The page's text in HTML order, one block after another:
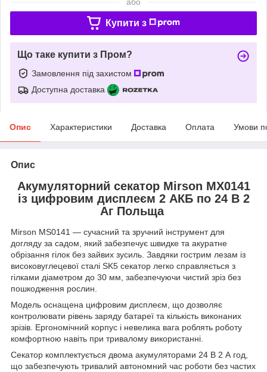
Купити з
Що таке купити з Пром?
Замовлення під захистом
Доступна доставка
Опис Характеристики Доставка Оплата Умови
Опис
Акумуляторний секатор Mirson MX0141
із цифровим дисплеєм 2 АКБ по 24 В 2
Аг Польща
Mirson MS0141 — сучасний та зручний інструмент для
догляду за садом, який забезпечує швидке та акуратне
обрізання гілок без зайвих зусиль. Завдяки гострим лезам із
високовуглецевої сталі SK5 секатор легко справляється з
гілками діаметром до 30 мм, забезпечуючи чистий зріз без
пошкодження рослин.
Модель оснащена цифровим дисплеєм, що дозволяє
контролювати рівень заряду батареї та кількість виконаних
зрізів. Ергономічний корпус і невелика вага роблять роботу
комфортною навіть при тривалому використанні.
Секатор комплектується двома акумуляторами 24 В 2 А год,
що забезпечують тривалий автономний час роботи без частих